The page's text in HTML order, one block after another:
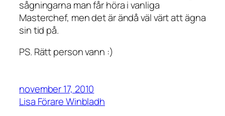
sågningarna man får höra i vanliga
Masterchef, men det är ändå väl värt att ägna
sin tid på.
PS. Rätt person vann :)
november 17, 2010
Lisa Förare Winbladh